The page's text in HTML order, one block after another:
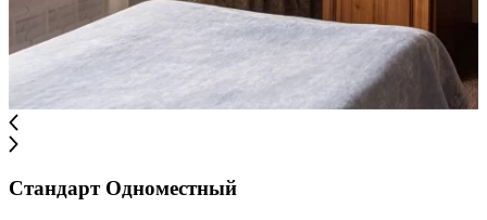
Стандарт Одноместный